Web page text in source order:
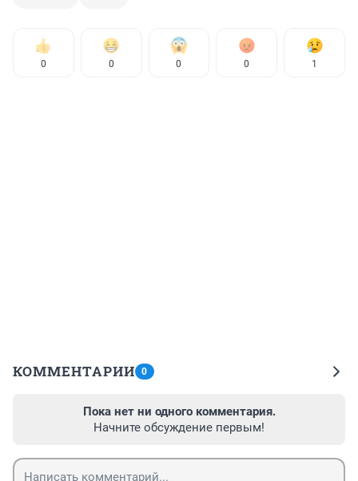
0 0 0 0 1
КОММЕНТАРИИ 0
Пока нет ни одного комментария.
Начните обсуждение первым!